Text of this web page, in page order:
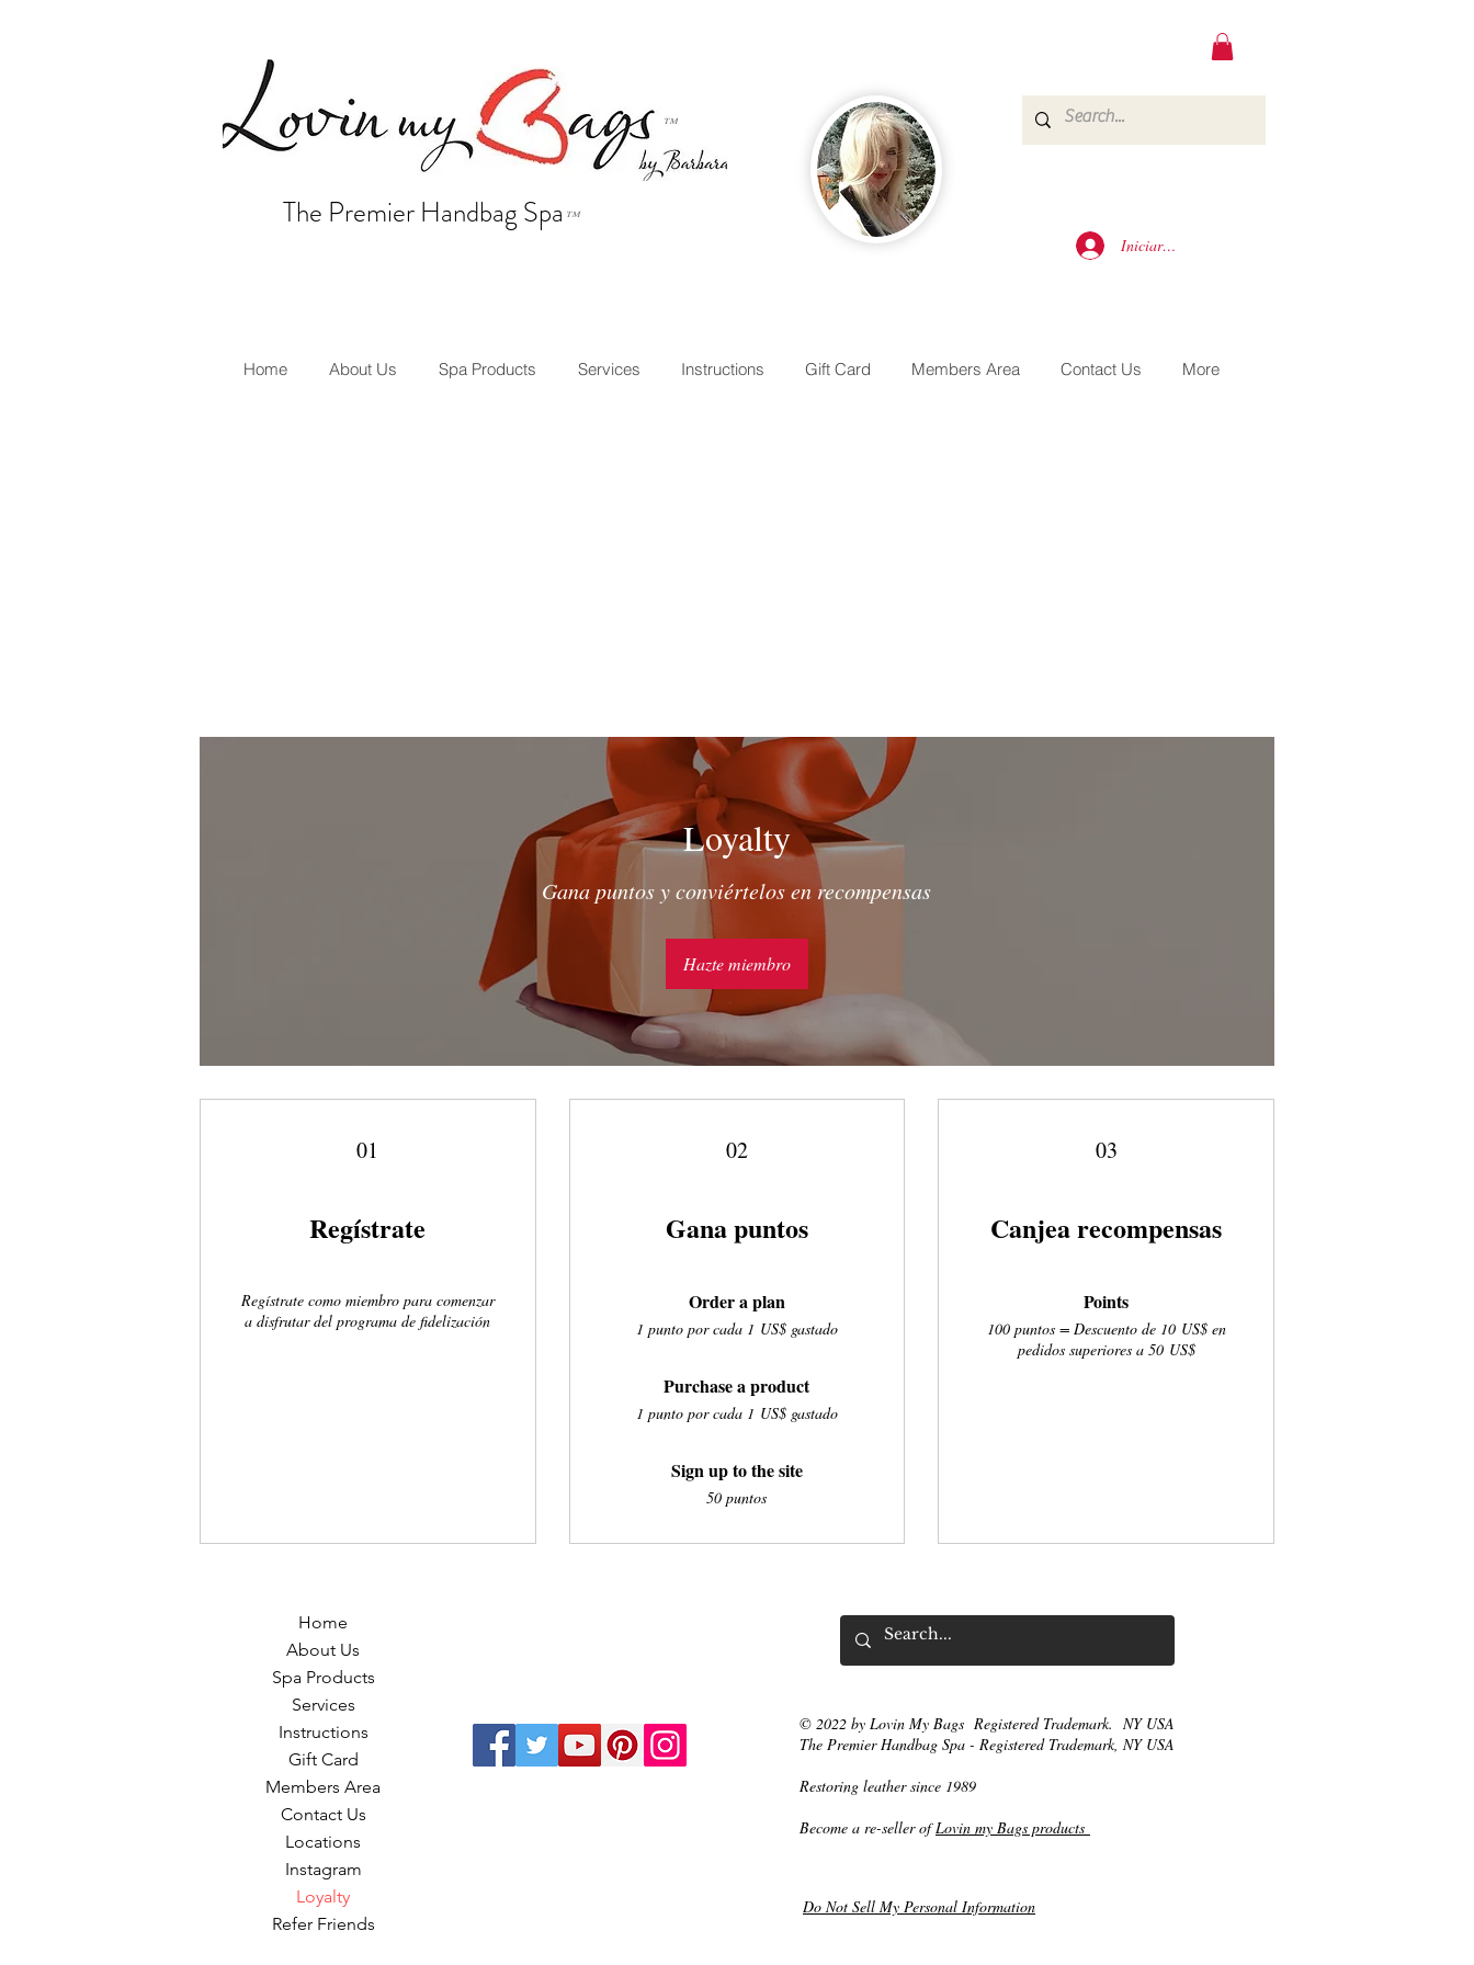
™
The Premier Handbag Spa ™
Iniciar sesión
Home About Us Spa Products Services Instructions Gift Card Members Area Contact Us More
Loyalty
Gana puntos y conviértelos en recompensas
Hazte miembro
01
Regístrate
Regístrate como miembro para comenzar
a disfrutar del programa de fidelización
02
Gana puntos
Order a plan
1 punto por cada 1 US$ gastado
Purchase a product
1 punto por cada 1 US$ gastado
Sign up to the site
50 puntos
03
Canjea recompensas
Points
100 puntos = Descuento de 10 US$ en
pedidos superiores a 50 US$
Home
About Us
Spa Products
Services
Instructions
Gift Card
Members Area
Contact Us
Locations
Instagram
Loyalty
Refer Friends
© 2022 by Lovin My Bags Registered Trademark. NY USA
The Premier Handbag Spa - Registered Trademark, NY USA
Restoring leather since 1989
Become a re-seller ofLovin my Bags products
Do Not Sell My Personal Information